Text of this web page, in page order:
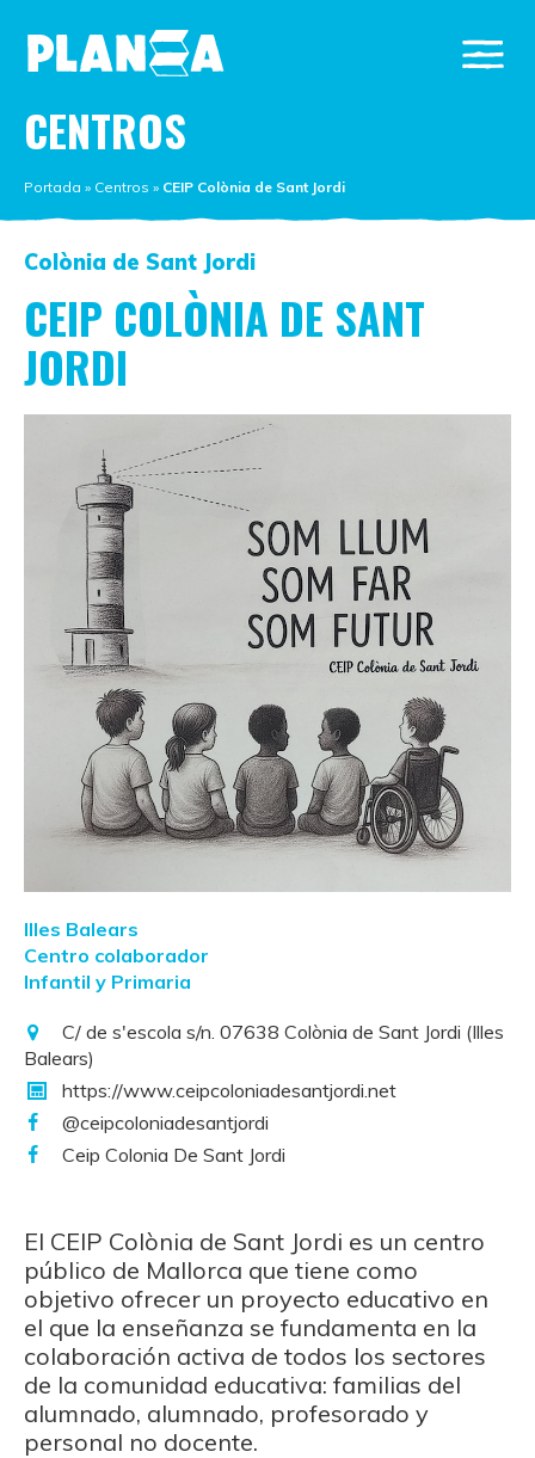
CENTROS
Portada » Centros » CEIP Colònia de Sant Jordi
Colònia de Sant Jordi
CEIP COLÒNIA DE SANT
JORDI
Illes Balears
Centro colaborador
Infantil y Primaria
C/ de s'escola s/n. 07638 Colònia de Sant Jordi (Illes
Balears)
https://www.ceipcoloniadesantjordi.net
@ceipcoloniadesantjordi
Ceip Colonia De Sant Jordi
El CEIP Colònia de Sant Jordi es un centro
público de Mallorca que tiene como
objetivo ofrecer un proyecto educativo en
el que la enseñanza se fundamenta en la
colaboración activa de todos los sectores
de la comunidad educativa: familias del
alumnado, alumnado, profesorado y
personal no docente.